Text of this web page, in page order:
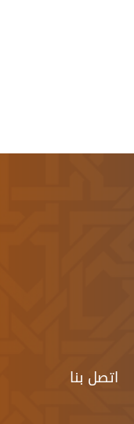
اتصل بنا